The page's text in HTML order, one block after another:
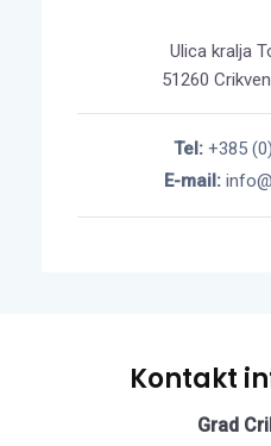
Ulica kralja
51260
Tel: +385
E-mail:
Kontakt
Grad